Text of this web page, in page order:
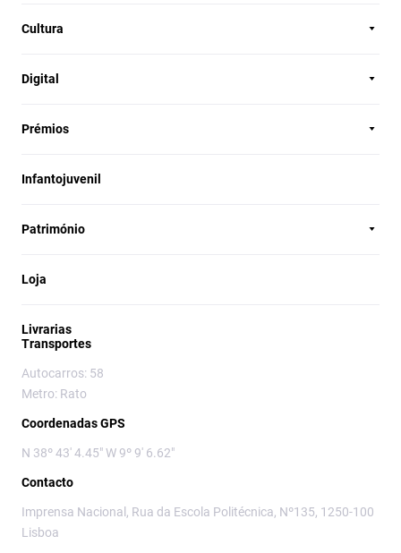
Cultura
Digital
Prémios
Infantojuvenil
Património
Loja
Livrarias
Transportes
Autocarros: 58
Metro: Rato
Coordenadas GPS
N 38º 43' 4.45" W 9º 9' 6.62"
Contacto
Imprensa Nacional, Rua da Escola Politécnica, Nº135, 1250-100
Lisboa